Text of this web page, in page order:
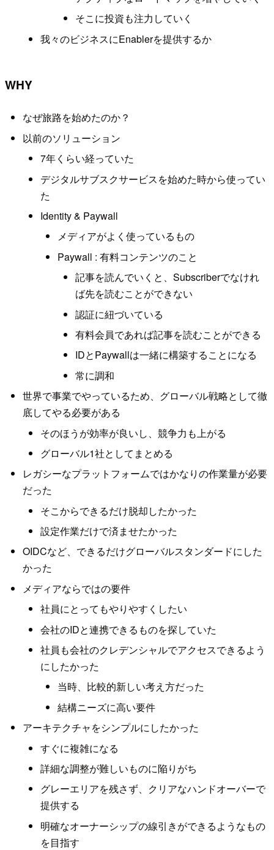
そこに投資も注力していく
我々のビジネスにEnablerを提供するか
WHY
なぜ旅路を始めたのか？
以前のソリューション
7年くらい経っていた
デジタルサブスクサービスを始めた時から使ってい
た
Identity & Paywall
メディアがよく使っているもの
Paywall : 有料コンテンツのこと
記事を読んでいくと、Subscriberでなけれ
ば先を読むことができない
認証に紐づいている
有料会員であれば記事を読むことができる
IDとPaywallは一緒に構築することになる
常に調和
世界で事業でやっているため、グローバル戦略として徹
底してやる必要がある
そのほうが効率が良いし、競争力も上がる
グローバル1社としてまとめる
レガシーなプラットフォームではかなりの作業量が必要
だった
そこからできるだけ脱却したかった
設定作業だけで済ませたかった
OIDCなど、できるだけグローバルスタンダードにした
かった
メディアならではの要件
社員にとってもやりやすくしたい
会社のIDと連携できるものを探していた
社員も会社のクレデンシャルでアクセスできるよう
にしたかった
当時、比較的新しい考え方だった
結構ニーズに高い要件
アーキテクチャをシンプルにしたかった
すぐに複雑になる
詳細な調整が難しいものに陥りがち
グレーエリアを残さず、クリアなハンドオーバーで
提供する
明確なオーナーシップの線引きができるようなもの
を目指す